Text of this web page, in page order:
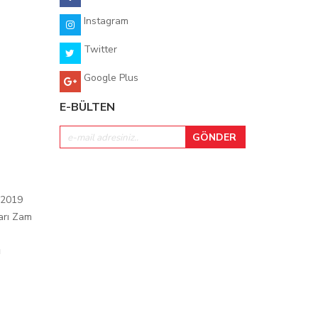
Zam
Instagram
Twitter
Google Plus
E-BÜLTEN